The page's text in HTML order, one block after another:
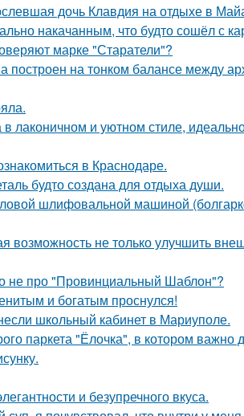
дочь Клавдия на отдыхе в
накачанным, что будто сошёл с
марке "Старатели"?
построен на тонком балансе между
лаконичном и уютном стиле,
в Краснодаре.
будто создана для отдыха души.
шлифовальной машиной
возможность не только улучшить
не про "Провинциальный Шаблон"?
и богатым проснулся!
школьный кабинет в Мариуполе.
паркета "Ёлочка", в котором важно
и безупречного вкуса.